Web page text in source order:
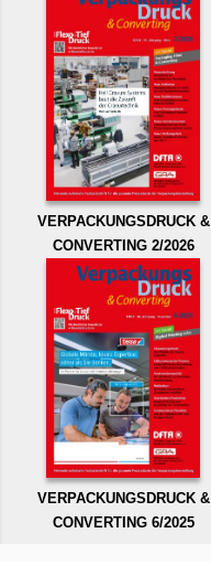
VERPACKUNGSDRUCK &
CONVERTING 2/2026
VERPACKUNGSDRUCK &
CONVERTING 6/2025